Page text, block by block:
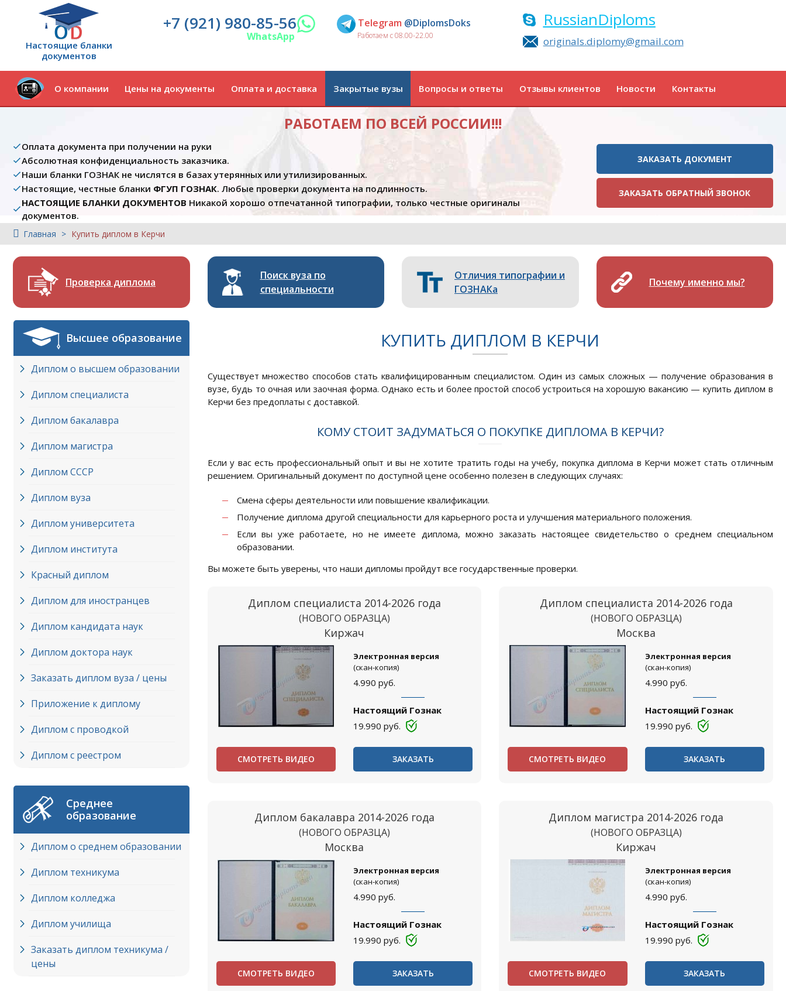
Настоящие бланки
документов
+7 (921) 980-85-56
WhatsApp
Telegram @DiplomsDoks
Работаем с 08.00-22.00
RussianDiploms
originals.diplomy@gmail.com
О компании Цены на документы Оплата и доставка Закрытые вузы Вопросы и ответы Отзывы клиентов Новости Контакты
РАБОТАЕМ ПО ВСЕЙ РОССИИ!!!
Оплата документа при получении на руки
Абсолютная конфиденциальность заказчика.
Наши бланки ГОЗНАК не числятся в базах утерянных или утилизированных.
Настоящие, честные бланки ФГУП ГОЗНАК. Любые проверки документа на подлинность.
НАСТОЯЩИЕ БЛАНКИ ДОКУМЕНТОВ Никакой хорошо отпечатанной типографии, только честные оригиналы
документов.
ЗАКАЗАТЬ ДОКУМЕНТ
ЗАКАЗАТЬ ОБРАТНЫЙ ЗВОНОК
Главная Купить диплом в Керчи
Проверка диплома
Поиск вуза по
специальности
Отличия типографии и
ГОЗНАКа
Почему именно мы?
Высшее образование
Диплом о высшем образовании
Диплом специалиста
Диплом бакалавра
Диплом магистра
Диплом СССР
Диплом вуза
Диплом университета
Диплом института
Красный диплом
Диплом для иностранцев
Диплом кандидата наук
Диплом доктора наук
Заказать диплом вуза / цены
Приложение к диплому
Диплом с проводкой
Диплом с реестром
Среднее
образование
Диплом о среднем образовании
Диплом техникума
Диплом колледжа
Диплом училища
Заказать диплом техникума /
цены
КУПИТЬ ДИПЛОМ В КЕРЧИ
Существует множество способов стать квалифицированным специалистом. Один из самых сложных — получение образования в
вузе, будь то очная или заочная форма. Однако есть и более простой способ устроиться на хорошую вакансию — купить диплом в
Керчи без предоплаты с доставкой.
КОМУ СТОИТ ЗАДУМАТЬСЯ О ПОКУПКЕ ДИПЛОМА В КЕРЧИ?
Если у вас есть профессиональный опыт и вы не хотите тратить годы на учебу, покупка диплома в Керчи может стать отличным
решением. Оригинальный документ по доступной цене особенно полезен в следующих случаях:
Смена сферы деятельности или повышение квалификации.
Получение диплома другой специальности для карьерного роста и улучшения материального положения.
Если вы уже работаете, но не имеете диплома, можно заказать настоящее свидетельство о среднем специальном
образовании.
Вы можете быть уверены, что наши дипломы пройдут все государственные проверки.
Диплом специалиста 2014-2026 года
(НОВОГО ОБРАЗЦА)
Киржач
Электронная версия
(скан-копия)
4.990 руб.
Настоящий Гознак
19.990 руб.
СМОТРЕТЬ ВИДЕО ЗАКАЗАТЬ
Диплом специалиста 2014-2026 года
(НОВОГО ОБРАЗЦА)
Москва
Электронная версия
(скан-копия)
4.990 руб.
Настоящий Гознак
19.990 руб.
СМОТРЕТЬ ВИДЕО ЗАКАЗАТЬ
Диплом бакалавра 2014-2026 года
(НОВОГО ОБРАЗЦА)
Москва
Электронная версия
(скан-копия)
4.990 руб.
Настоящий Гознак
19.990 руб.
СМОТРЕТЬ ВИДЕО ЗАКАЗАТЬ
Диплом магистра 2014-2026 года
(НОВОГО ОБРАЗЦА)
Киржач
Электронная версия
(скан-копия)
4.990 руб.
Настоящий Гознак
19.990 руб.
СМОТРЕТЬ ВИДЕО ЗАКАЗАТЬ